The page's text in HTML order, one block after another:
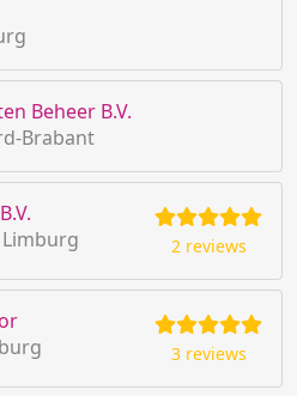
Beheer B.V.
Brabant
2 reviews
3 reviews